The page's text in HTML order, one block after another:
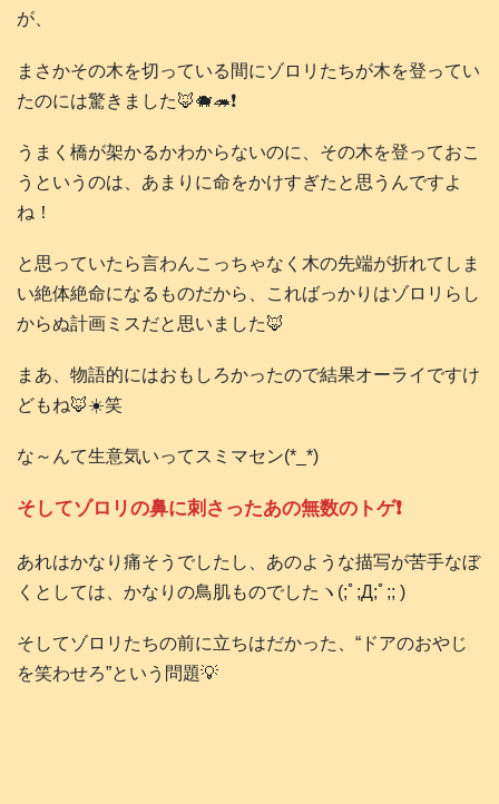
が、
まさかその木を切っている間にゾロリたちが木を登ってい
たのには驚きました🦊🐗🦔❗️
うまく橋が架かるかわからないのに、その木を登っておこ
うというのは、あまりに命をかけすぎたと思うんですよ
ね！
と思っていたら言わんこっちゃなく木の先端が折れてしま
い絶体絶命になるものだから、こればっかりはゾロリらし
からぬ計画ミスだと思いました🦊
まあ、物語的にはおもしろかったので結果オーライですけ
どもね🦊☀️笑
な～んて生意気いってスミマセン(*_*)
そしてゾロリの鼻に刺さったあの無数のトゲ❗️
あれはかなり痛そうでしたし、あのような描写が苦手なぼ
くとしては、かなりの鳥肌ものでしたヽ(;ﾟ;Д;ﾟ;; )
そしてゾロリたちの前に立ちはだかった、“ドアのおやじ
を笑わせろ”という問題💡